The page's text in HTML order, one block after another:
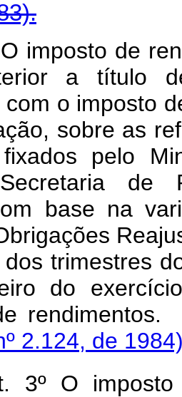
imposto de
a título
o imposto
sobre as
fixados pelo
de
base na
trimestres
do
de
2.124, de
3º O